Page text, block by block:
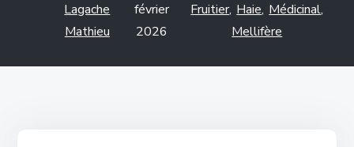
Lagache
Mathieu
février
2026
Fruitier, Haie, Médicinal,
Mellifère